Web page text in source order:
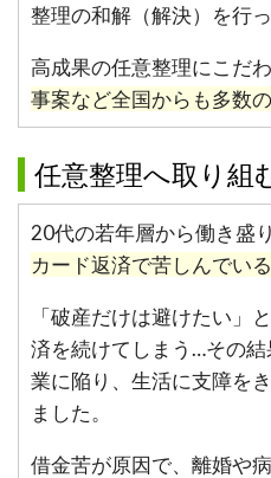
整理の和解（解決）を行っ
高成果の任意整理にこだわ
事案など全国からも多数
任意整理へ取り組
20代の若年層から働き盛
カード返済で苦しんでい
「破産だけは避けたい」
済を続けてしまう…その
業に陥り、生活に支障を
ました。
借金苦が原因で、離婚や